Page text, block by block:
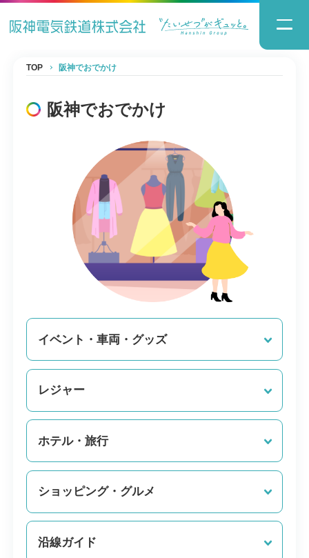
TOP 阪神でおでかけ
阪神でおでかけ
イベント・車両・グッズ
レジャー
ホテル・旅行
ショッピング・グルメ
沿線ガイド